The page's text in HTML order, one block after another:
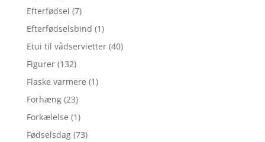
Efterfødsel (7)
Efterfødselsbind (1)
Etui til vådservietter (40)
Figurer (132)
Flaske varmere (1)
Forhæng (23)
Forkælelse (1)
Fødselsdag (73)